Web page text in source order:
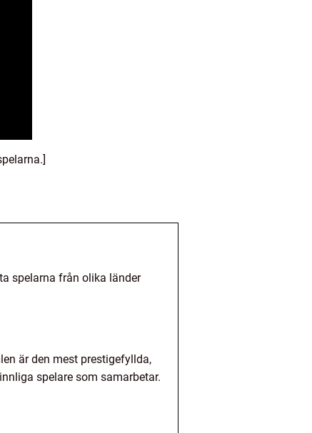
spelarna från olika länder
är den mest prestigefyllda,
spelare som samarbetar.